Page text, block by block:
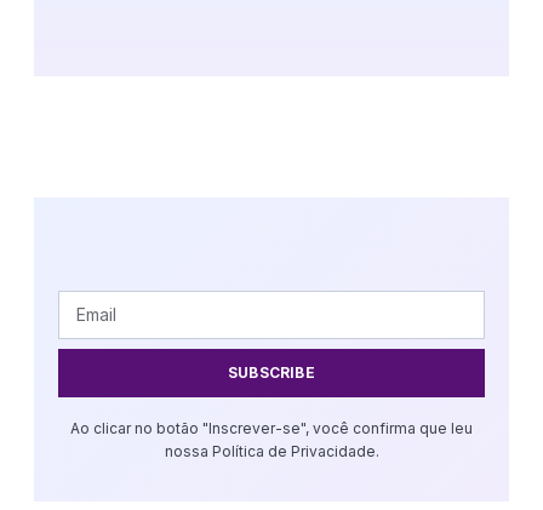
SUBSCRIBE
Ao clicar no botão "Inscrever-se", você confirma que leu
nossa Política de Privacidade.